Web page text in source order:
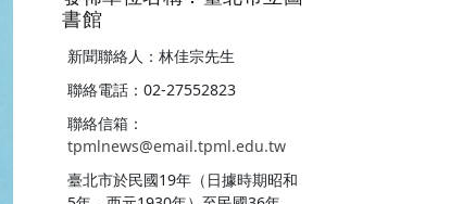
書館
新聞聯絡人：林佳宗先生
聯絡電話：02-27552823
聯絡信箱：
tpmlnews@email.tpml.edu.tw
臺北市於民國19年（日據時期昭和